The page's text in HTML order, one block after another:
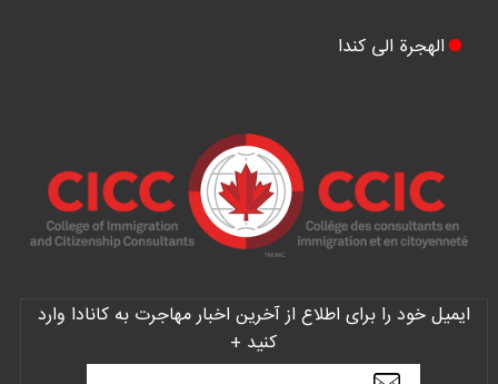
الهجرة الی کندا
ایمیل خود را برای اطلاع از آخرین اخبار مهاجرت به کانادا وارد
کنید +